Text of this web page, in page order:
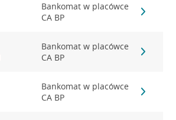
Bankomat w placówce
CA BP
Bankomat w placówce
CA BP
Bankomat w placówce
CA BP